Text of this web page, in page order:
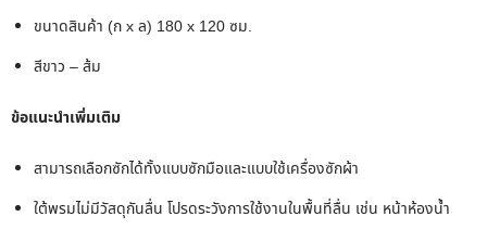
ขนาดสินค้า (ก x ล) 180 x 120 ซม.
สีขาว – ส้ม
ข้อแนะนำเพิ่มเติม
สามารถเลือกซักได้ทั้งแบบซักมือและแบบใช้เครื่องซักผ้า
ใต้พรมไม่มีวัสดุกันลื่น โปรดระวังการใช้งานในพื้นที่ลื่น เช่น หน้าห้องน้ำ